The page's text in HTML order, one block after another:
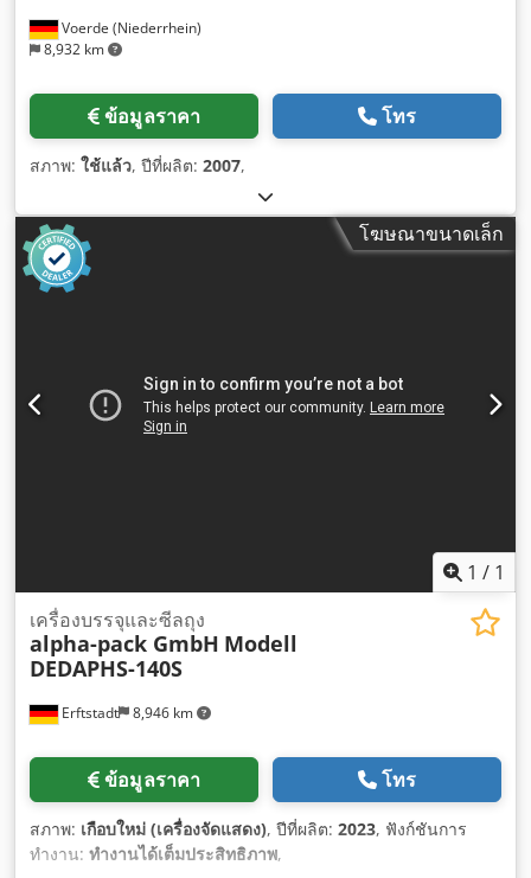
Voerde (Niederrhein)
8,932 km
ข้อมูลราคา โทร
สภาพ: ใช้แล้ว, ปีที่ผลิต: 2007,
โฆษณาขนาดเล็ก
1 / 1
Erftstadt 8,946 km
เครื่องบรรจุและซีลถุง
alpha-pack GmbH Modell
DEDAPHS-140S
ข้อมูลราคา โทร
สภาพ: เกือบใหม่ (เครื่องจัดแสดง), ปีที่ผลิต: 2023, ฟังก์ชันการ
ทำงาน: ทำงานได้เต็มประสิทธิภาพ,